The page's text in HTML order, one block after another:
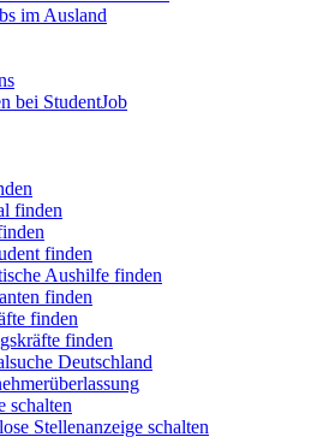
im Ausland
bei StudentJob
finden
finden
Aushilfe finden
finden
finden
finden
Deutschland
schalten
Stellenanzeige schalten